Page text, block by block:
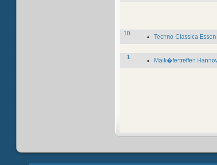
10. Techno-Classica Essen
1. Maik�fertreffen